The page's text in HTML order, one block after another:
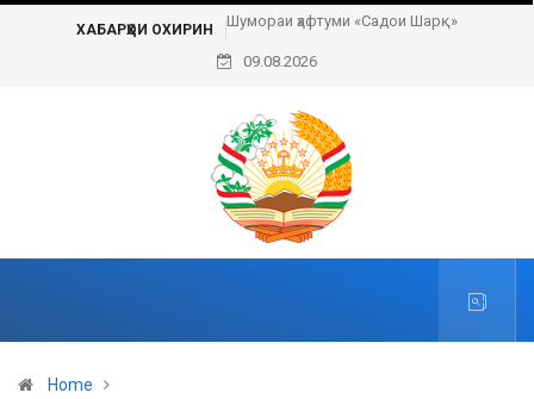
ХАБАРҲОИ ОХИРИН
Шумораи ҳафтуми «Садои Шарқ» Пешвои ҳаракати сулҳи ҷаҳонӣ
09.08.2026
Home